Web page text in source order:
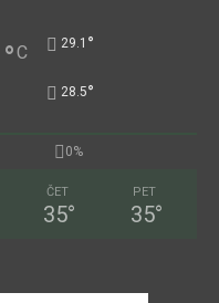
°C 29.1 °
28.5°
0%
ČET
35°
PET
35°